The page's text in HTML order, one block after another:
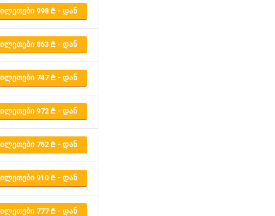
998 - ᲓᲐᲜ
863 - ᲓᲐᲜ
747 - ᲓᲐᲜ
972 - ᲓᲐᲜ
762 - ᲓᲐᲜ
910 - ᲓᲐᲜ
777 - ᲓᲐᲜ